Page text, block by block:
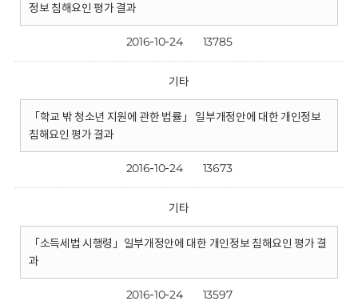
정보 침해요인 평가 결과
2016-10-24 13785
기타
「학교 밖 청소년 지원에 관한 법률」 일부개정안에 대한 개인정보
침해요인 평가 결과
2016-10-24 13673
기타
「소득세법 시행령」일부개정안에 대한 개인정보 침해요인 평가 결
과
2016-10-24 13597